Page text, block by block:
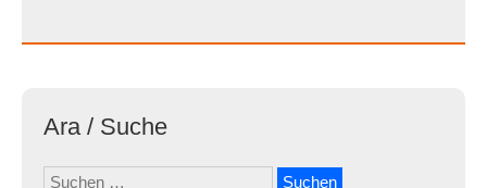
Ara / Suche
Suchen